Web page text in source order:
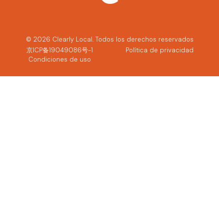
© 2026 Clearly Local. Todos los derechos reservados
京ICP备19049086号-1
Política de privacidad
Condiciones de uso